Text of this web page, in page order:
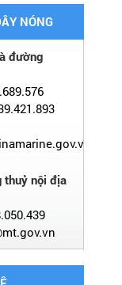
NÓNG
đường
thuỷ nội địa